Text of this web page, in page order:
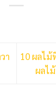
า
10 ผลไม้
ผลไ